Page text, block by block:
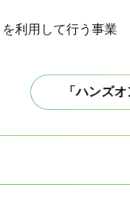
利用して行う事業
「ハンズ